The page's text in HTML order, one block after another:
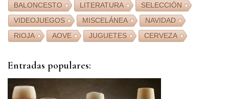
BALONCESTO
LITERATURA
SELECCIÓN
VIDEOJUEGOS
MISCELÁNEA
NAVIDAD
RIOJA
AOVE JUGUETES CERVEZA
Entradas populares: